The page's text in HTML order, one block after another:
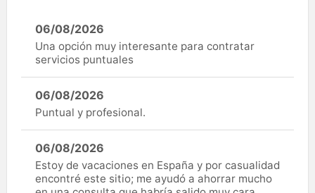
06/08/2026
Una opción muy interesante para contratar
servicios puntuales
06/08/2026
Puntual y profesional.
06/08/2026
Estoy de vacaciones en España y por casualidad
encontré este sitio; me ayudó a ahorrar mucho